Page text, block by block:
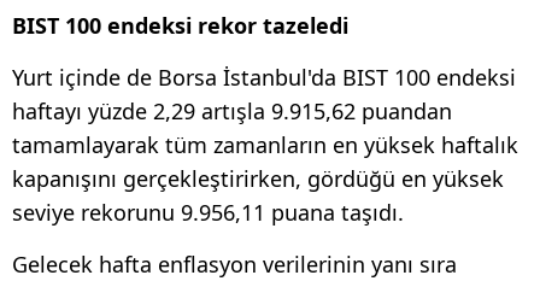
BIST 100 endeksi rekor tazeledi
Yurt içinde de Borsa İstanbul'da BIST 100 endeksi
haftayı yüzde 2,29 artışla 9.915,62 puandan
tamamlayarak tüm zamanların en yüksek haftalık
kapanışını gerçekleştirirken, gördüğü en yüksek
seviye rekorunu 9.956,11 puana taşıdı.
Gelecek hafta enflasyon verilerinin yanı sıra